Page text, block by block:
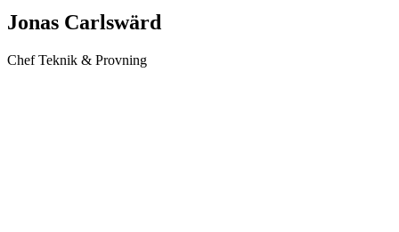
Jonas Carlswärd
Chef Teknik & Provning